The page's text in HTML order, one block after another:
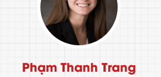
Phạm Thanh Trang